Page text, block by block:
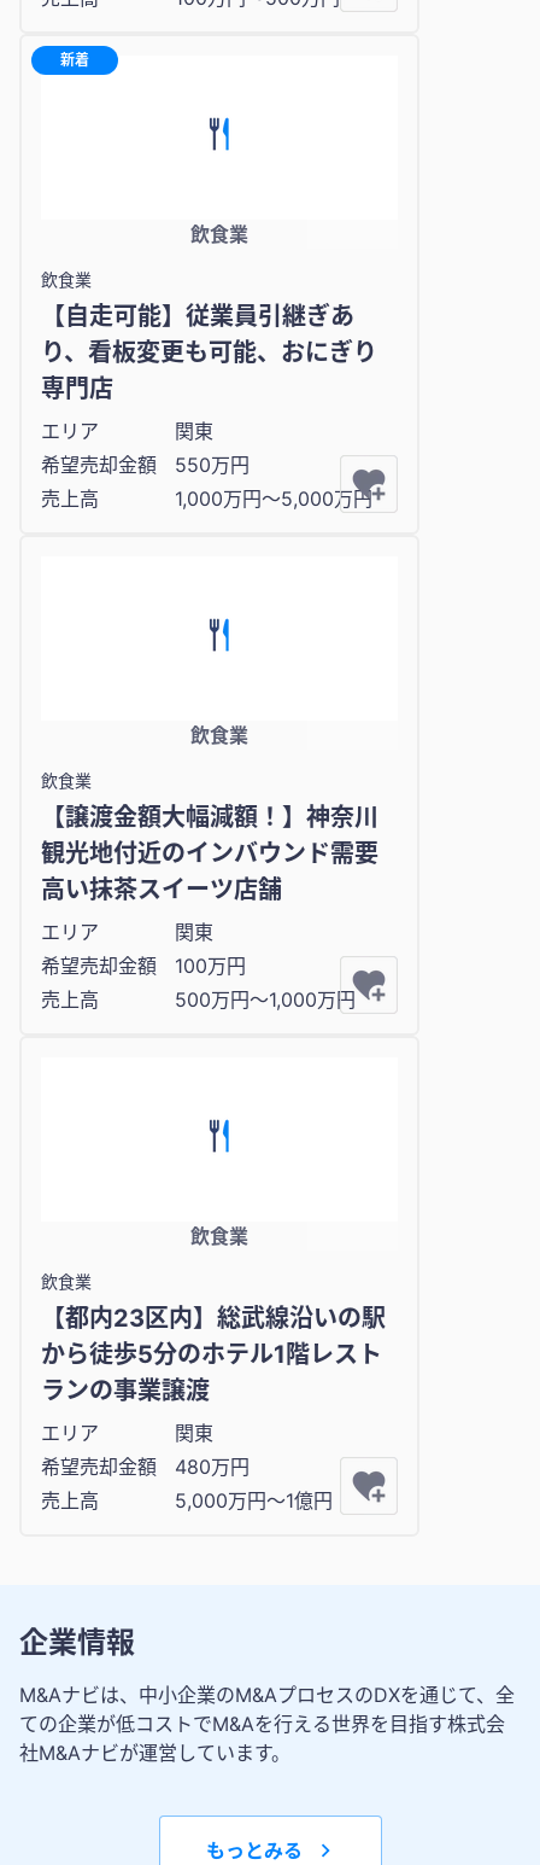
新着
飲食業
飲食業
【自走可能】従業員引継ぎあ
り、看板変更も可能、おにぎり
専門店
エリア
関東
希望売却金額
550万円
売上高
1,000万円〜5,000万円
飲食業
飲食業
【譲渡金額大幅減額！】神奈川
観光地付近のインバウンド需要
高い抹茶スイーツ店舗
エリア
関東
希望売却金額
100万円
売上高
500万円〜1,000万円
飲食業
飲食業
【都内23区内】総武線沿いの駅
から徒歩5分のホテル1階レスト
ランの事業譲渡
エリア
関東
希望売却金額
480万円
売上高
5,000万円〜1億円
企業情報
M&Aナビは、中小企業のM&AプロセスのDXを通じて、全
ての企業が低コストでM&Aを行える世界を目指す株式会
社M&Aナビが運営しています。
もっとみる